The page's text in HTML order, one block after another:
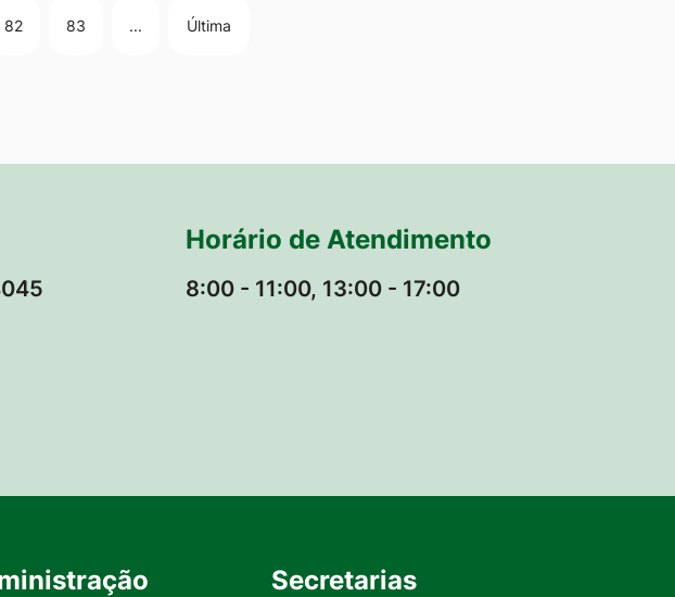
82 83 ... Última
Horário de Atendimento
8:00 - 11:00, 13:00 - 17:00
Secretarias